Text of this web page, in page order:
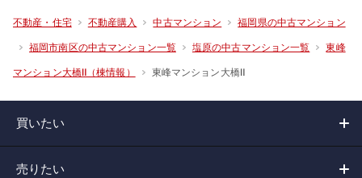
不動産・住宅 不動産購入 中古マンション 福岡県の中古マンション
福岡市南区の中古マンション一覧 塩原の中古マンション一覧 東峰
マンション大橋Ⅱ（棟情報） 東峰マンション大橋Ⅱ
買いたい
売りたい